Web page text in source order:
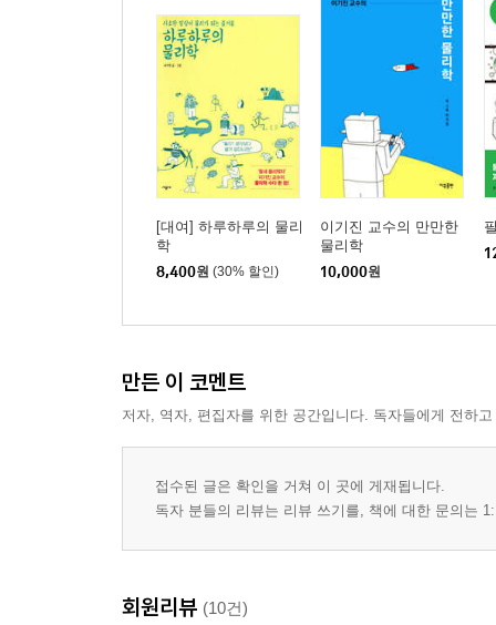
[대여] 하루하루의 물리
학
8,400원 (30% 할인)
이기진 교수의 만만한
물리학
10,000원
만든 이 코멘트
저자, 역자, 편집자를 위한 공간입니다. 독자들에게 전하
접수된 글은 확인을 거쳐 이 곳에 게재됩니다.
독자 분들의 리뷰는 리뷰 쓰기를, 책에 대한 문의는
회원리뷰 (10건)